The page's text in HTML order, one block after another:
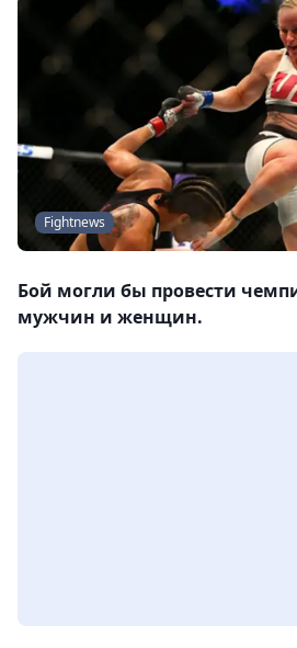
Fightnews
Бой могли бы провести
мужчин и женщин.